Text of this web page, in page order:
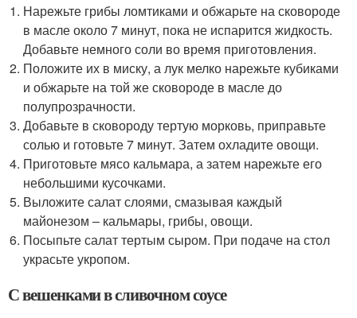
Нарежьте грибы ломтиками и обжарьте на сковороде
в масле около 7 минут, пока не испарится жидкость.
Добавьте немного соли во время приготовления.
Положите их в миску, а лук мелко нарежьте кубиками
и обжарьте на той же сковороде в масле до
полупрозрачности.
Добавьте в сковороду тертую морковь, приправьте
солью и готовьте 7 минут. Затем охладите овощи.
Приготовьте мясо кальмара, а затем нарежьте его
небольшими кусочками.
Выложите салат слоями, смазывая каждый
майонезом – кальмары, грибы, овощи.
Посыпьте салат тертым сыром. При подаче на стол
украсьте укропом.
С вешенками в сливочном соусе